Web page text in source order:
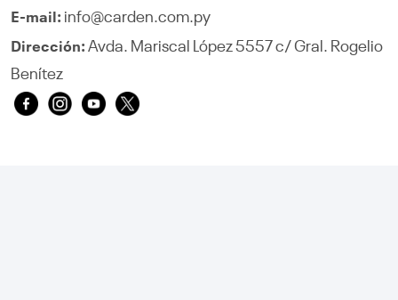
E-mail: info@carden.com.py
Dirección: Avda. Mariscal López 5557 c/ Gral. Rogelio
Benítez